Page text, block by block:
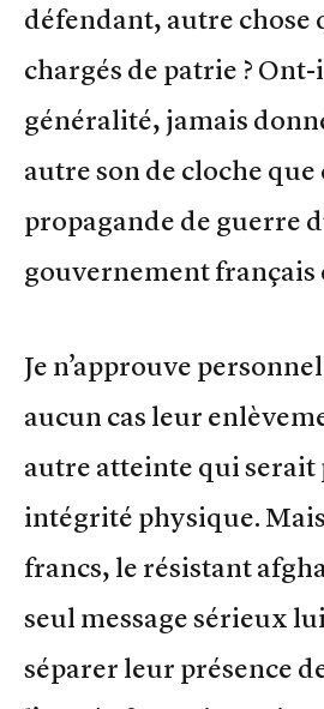
défendant, autre chose
chargés de patrie ?
généralité, jamais
autre son de cloche
propagande de guerre
gouvernement français
Je n’approuve
aucun cas leur
autre atteinte qui serait
intégrité physique.
francs, le résistant
seul message sérieux
séparer leur présence